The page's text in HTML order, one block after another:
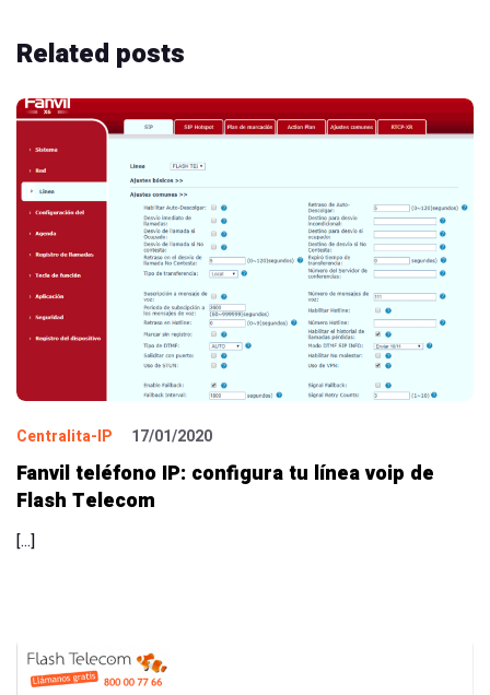
Related posts
Centralita-IP 17/01/2020
Fanvil teléfono IP: configura tu línea voip de
Flash Telecom
[…]